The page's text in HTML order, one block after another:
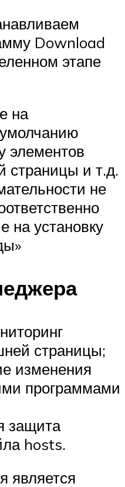
Download
этапе
на
элементов
страницы и т.д.
не
на установку
страницы;
изменения
программами
защита
hosts.
является